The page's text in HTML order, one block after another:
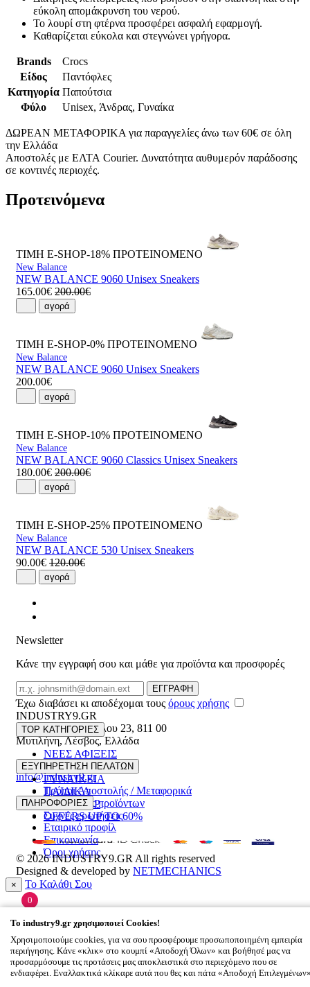
εύκολη απομάκρυνση του νερού.
Το λουρί στη φτέρνα προσφέρει ασφαλή εφαρμογή.
Καθαρίζεται εύκολα και στεγνώνει γρήγορα.
Brands
Crocs
Είδος
Παντόφλες
Κατηγορία Παπούτσια
Φύλο
Unisex, Άνδρας, Γυναίκα
ΔΩΡΕΑΝ ΜΕΤΑΦΟΡΙΚΑ για παραγγελίες άνω των 60€ σε όλη
την Ελλάδα
Αποστολές με ΕΛΤΑ Courier. Δυνατότητα αυθυμερόν παράδοσης
σε κοντινές περιοχές.
Προτεινόμενα
ΤΙΜΗ E-SHOP-18% ΠΡΟΤΕΙΝΟΜΕΝΟ
New Balance
NEW BALANCE 9060 Unisex Sneakers
165.00€ 200.00€
αγορά
ΤΙΜΗ E-SHOP-0% ΠΡΟΤΕΙΝΟΜΕΝΟ
New Balance
NEW BALANCE 9060 Unisex Sneakers
200.00€
αγορά
ΤΙΜΗ E-SHOP-10% ΠΡΟΤΕΙΝΟΜΕΝΟ
New Balance
NEW BALANCE 9060 Classics Unisex Sneakers
180.00€ 200.00€
αγορά
ΤΙΜΗ E-SHOP-25% ΠΡΟΤΕΙΝΟΜΕΝΟ
New Balance
NEW BALANCE 530 Unisex Sneakers
90.00€ 120.00€
αγορά
Newsletter
Κάνε την εγγραφή σου και μάθε για προϊόντα και προσφορές
Email
ΕΓΓΡΑΦΗ
Έχω διαβάσει κι αποδέχομαι τους όρους χρήσης
INDUSTRY9.GR
Ελευθέριου Βενιζέλου 23, 811 00
Μυτιλήνη,Λέσβος,Ελλάδα
22510 55629
info@industry9.gr
TOP ΚΑΤΗΓΟΡΙΕΣ
ΝΕΕΣ ΑΦΙΞΕΙΣ
ΑΝΔΡΙΚΑ
ΓΥΝΑΙΚΕΙΑ
ΠΑΙΔΙΚΑ
ΑΞΕΣΟΥΑΡ
OFFERS UP TO 60%
ΕΞΥΠΗΡΕΤΗΣΗ ΠΕΛΑΤΩΝ
Τρόποι Αποστολής / Μεταφορικά
Επιστροφές προϊόντων
Συχνές ερωτήσεις
ΠΛΗΡΟΦΟΡΙΕΣ
Εταιρικό προφίλ
Επικοινωνία
Όροι χρήσης
© 2026INDUSTRY9.GR All rights reserved
Designed & developed by NETMECHANICS
× Το Καλάθι Σου
0
To industry9.gr χρησιμοποιεί Cookies!
Χρησιμοποιούμε cookies, για να σου προσφέρουμε προσωποποιημένη εμπειρία
περιήγησης. Κάνε «κλικ» στο κουμπί «Αποδοχή Όλων» και βοήθησέ μας να
προσαρμόσουμε τις προτάσεις μας αποκλειστικά στο περιεχόμενο που σε
ενδιαφέρει. Εναλλακτικά κλίκαρε αυτά που θες και πάτα «Αποδοχή